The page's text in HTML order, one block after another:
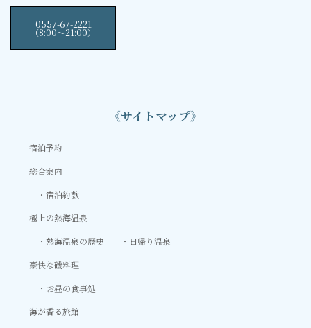
0557-67-2221
（8:00〜21:00）
《サイトマップ》
宿泊予約
総合案内
宿泊約款
極上の熱海温泉
熱海温泉の歴史
日帰り温泉
豪快な磯料理
お昼の食事処
海が香る旅館